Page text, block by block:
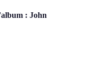
: John